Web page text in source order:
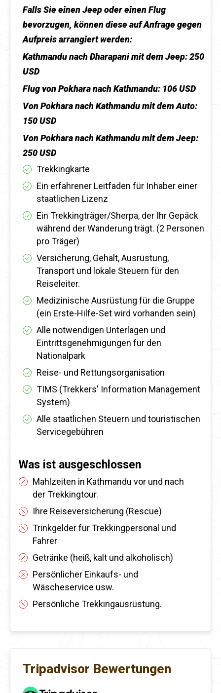
Falls Sie einen Jeep oder einen Flug
bevorzugen, können diese auf Anfrage gegen
Aufpreis arrangiert werden:
Kathmandu nach Dharapani mit dem Jeep: 250
USD
Flug von Pokhara nach Kathmandu: 106 USD
Von Pokhara nach Kathmandu mit dem Auto:
150 USD
Von Pokhara nach Kathmandu mit dem Jeep:
250 USD
Trekkingkarte
Ein erfahrener Leitfaden für Inhaber einer
staatlichen Lizenz
Ein Trekkingträger/Sherpa, der Ihr Gepäck
während der Wanderung trägt. (2 Personen
pro Träger)
Versicherung, Gehalt, Ausrüstung,
Transport und lokale Steuern für den
Reiseleiter.
Medizinische Ausrüstung für die Gruppe
(ein Erste-Hilfe-Set wird vorhanden sein)
Alle notwendigen Unterlagen und
Eintrittsgenehmigungen für den
Nationalpark
Reise- und Rettungsorganisation
TIMS (Trekkers' Information Management
System)
Alle staatlichen Steuern und touristischen
Servicegebühren
Was ist ausgeschlossen
Mahlzeiten in Kathmandu vor und nach
der Trekkingtour.
Ihre Reiseversicherung (Rescue)
Trinkgelder für Trekkingpersonal und
Fahrer
Getränke (heiß, kalt und alkoholisch)
Persönlicher Einkaufs- und
Wäscheservice usw.
Persönliche Trekkingausrüstung.
Tripadvisor Bewertungen